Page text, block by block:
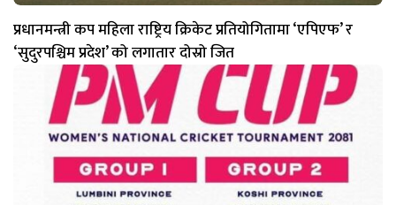
प्रधानमन्त्री कप महिला राष्ट्रिय क्रिकेट प्रतियोगितामा ‘एपिएफ’ र
‘सुदुरपश्चिम प्रदेश’ को लगातार दोस्रो जित